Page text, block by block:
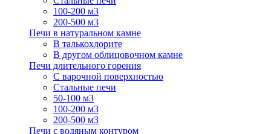
100-200 м3
200-500 м3
Печи в натуральном камне
В талькохлорите
В другом облицовочном камне
Печи длительного горения
С варочной поверхностью
Стальные печи
50-100 м3
100-200 м3
200-500 м3
Печи с водяным контуром